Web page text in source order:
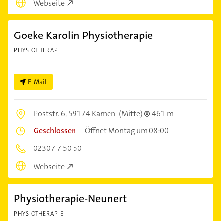
Webseite
Goeke Karolin Physiotherapie
PHYSIOTHERAPIE
E-Mail
Poststr. 6,59174 Kamen (Mitte)
461 m
Geschlossen –Öffnet Montag um 08:00
02307 7 50 50
Webseite
Physiotherapie-Neunert
PHYSIOTHERAPIE